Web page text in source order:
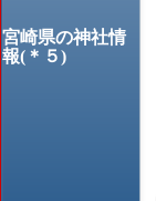
宮崎県の神社情
報(＊５)